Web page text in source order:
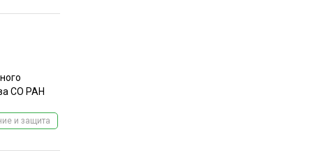
СО РАН
и защита